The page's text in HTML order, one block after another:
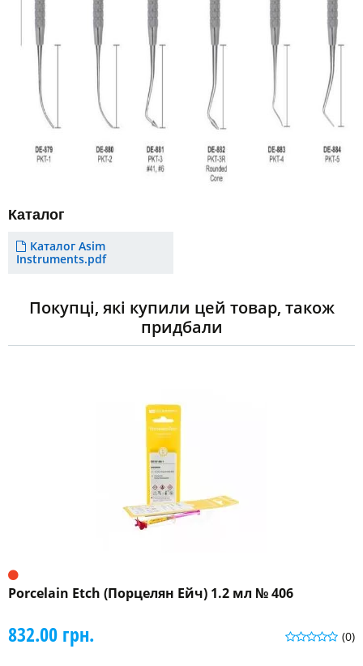
Каталог
Каталог Asim
Instruments.pdf
Покупці, які купили цей товар, також
придбали
Porcelain Etch (Порцелян Ейч) 1.2 мл № 406
(0)
832.00 грн.